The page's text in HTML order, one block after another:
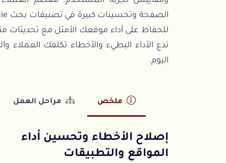
للحفاظ على أداء موقعك الأمثل مع
تدع الأداء البطيء والأخطاء تكلفك العملاء
اليوم.
ملخص مراحل العمل
إصلاح الأخطاء وتحسين أداء
المواقع والتطبيقات